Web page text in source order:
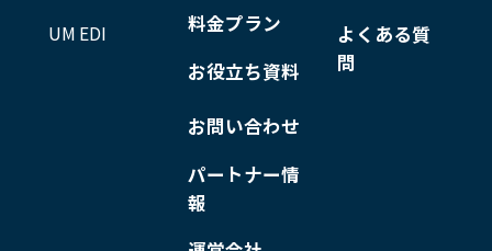
UM EDI 料金プラン
お役立ち資料
よくある質
問
お問い合わせ
パートナー情
報